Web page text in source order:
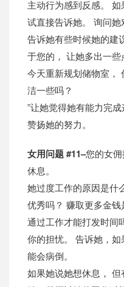
主动行为感到反感。
试直接告诉她。 询问
告诉她有些时候她的建
于您的， 让她多出一
今天重新规划储物室，
洁一些吗？
”让她觉得她有能力完
赞扬她的努力。
女用问题 #11–您的女
休息。
她过度工作的原因是什
优秀吗？ 赚取更多金
通过工作才能打发时间
你的担忧。 告诉她，
能会病倒。
如果她说她想休息，